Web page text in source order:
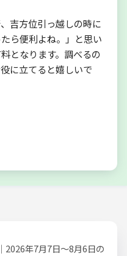
吉方位引っ越しの時に
ら便利よね。」と思い
となります。調べるの
に立てると嬉しいで
2026年7月7日～8月6日の